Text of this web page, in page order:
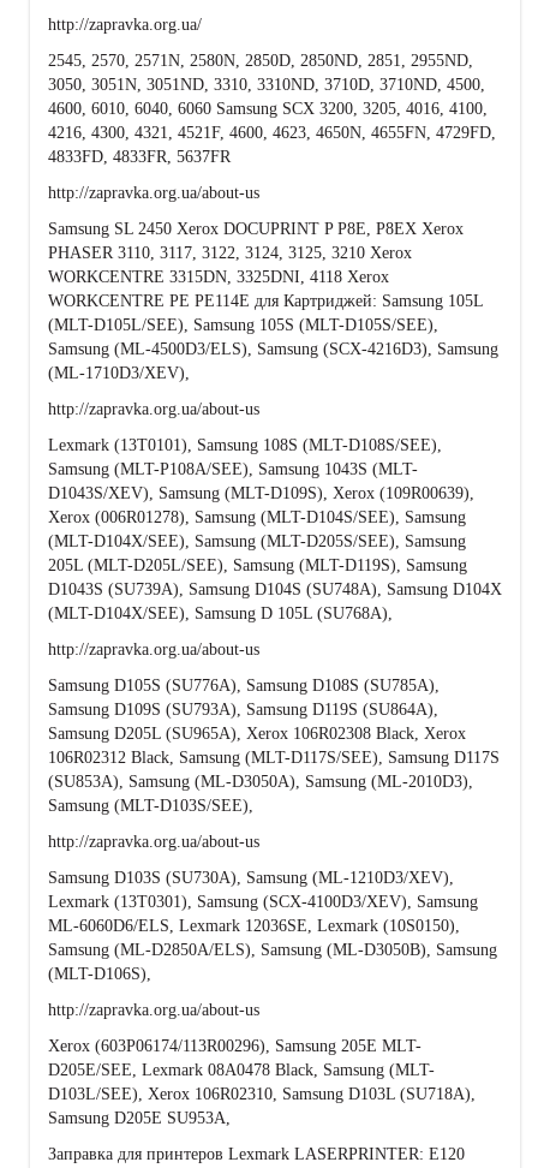
http://zapravka.org.ua/
2545, 2570, 2571N, 2580N, 2850D, 2850ND, 2851, 2955ND,
3050, 3051N, 3051ND, 3310, 3310ND, 3710D, 3710ND, 4500,
4600, 6010, 6040, 6060 Samsung SCX 3200, 3205, 4016, 4100,
4216, 4300, 4321, 4521F, 4600, 4623, 4650N, 4655FN, 4729FD,
4833FD, 4833FR, 5637FR
http://zapravka.org.ua/about-us
Samsung SL 2450 Xerox DOCUPRINT P P8E, P8EX Xerox
PHASER 3110, 3117, 3122, 3124, 3125, 3210 Xerox
WORKCENTRE 3315DN, 3325DNI, 4118 Xerox
WORKCENTRE PE PE114E для Картриджей: Samsung 105L
(MLT-D105L/SEE), Samsung 105S (MLT-D105S/SEE),
Samsung (ML-4500D3/ELS), Samsung (SCX-4216D3), Samsung
(ML-1710D3/XEV),
http://zapravka.org.ua/about-us
Lexmark (13T0101), Samsung 108S (MLT-D108S/SEE),
Samsung (MLT-P108A/SEE), Samsung 1043S (MLT-
D1043S/XEV), Samsung (MLT-D109S), Xerox (109R00639),
Xerox (006R01278), Samsung (MLT-D104S/SEE), Samsung
(MLT-D104X/SEE), Samsung (MLT-D205S/SEE), Samsung
205L (MLT-D205L/SEE), Samsung (MLT-D119S), Samsung
D1043S (SU739A), Samsung D104S (SU748A), Samsung D104X
(MLT-D104X/SEE), Samsung D 105L (SU768A),
http://zapravka.org.ua/about-us
Samsung D105S (SU776A), Samsung D108S (SU785A),
Samsung D109S (SU793A), Samsung D119S (SU864A),
Samsung D205L (SU965A), Xerox 106R02308 Black, Xerox
106R02312 Black, Samsung (MLT-D117S/SEE), Samsung D117S
(SU853A), Samsung (ML-D3050A), Samsung (ML-2010D3),
Samsung (MLT-D103S/SEE),
http://zapravka.org.ua/about-us
Samsung D103S (SU730A), Samsung (ML-1210D3/XEV),
Lexmark (13T0301), Samsung (SCX-4100D3/XEV), Samsung
ML-6060D6/ELS, Lexmark 12036SE, Lexmark (10S0150),
Samsung (ML-D2850A/ELS), Samsung (ML-D3050B), Samsung
(MLT-D106S),
http://zapravka.org.ua/about-us
Xerox (603P06174/113R00296), Samsung 205E MLT-
D205E/SEE, Lexmark 08A0478 Black, Samsung (MLT-
D103L/SEE), Xerox 106R02310, Samsung D103L (SU718A),
Samsung D205E SU953A,
Заправка для принтеров Lexmark LASERPRINTER: E120